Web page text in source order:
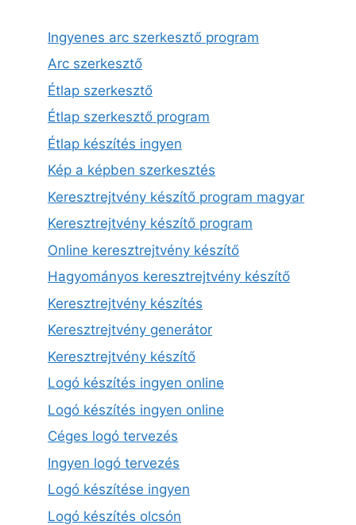
Ingyenes arc szerkesztő program
Arc szerkesztő
Étlap szerkesztő
Étlap szerkesztő program
Étlap készítés ingyen
Kép a képben szerkesztés
Keresztrejtvény készítő program magyar
Keresztrejtvény készítő program
Online keresztrejtvény készítő
Hagyományos keresztrejtvény készítő
Keresztrejtvény készítés
Keresztrejtvény generátor
Keresztrejtvény készítő
Logó készítés ingyen online
Logó készítés ingyen online
Céges logó tervezés
Ingyen logó tervezés
Logó készítése ingyen
Logó készítés olcsón